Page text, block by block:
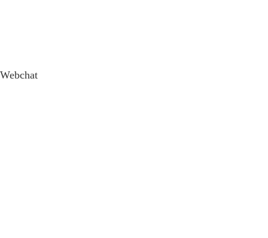
Webchat